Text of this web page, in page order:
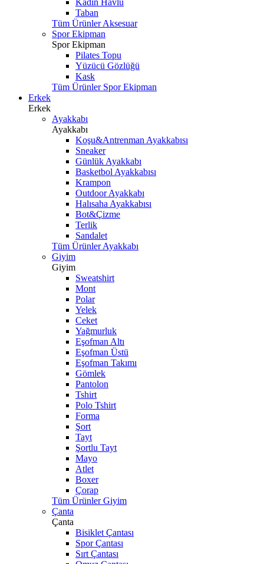
Kadın Havlu
Taban
Tüm Ürünler Aksesuar
Spor Ekipman
Spor Ekipman
Pilates Topu
Yüzücü Gözlüğü
Kask
Tüm Ürünler Spor Ekipman
Erkek
Erkek
Ayakkabı
Ayakkabı
Koşu&Antrenman Ayakkabısı
Sneaker
Günlük Ayakkabı
Basketbol Ayakkabısı
Krampon
Outdoor Ayakkabı
Halısaha Ayakkabısı
Bot&Çizme
Terlik
Sandalet
Tüm Ürünler Ayakkabı
Giyim
Giyim
Sweatshirt
Mont
Polar
Yelek
Ceket
Yağmurluk
Eşofman Altı
Eşofman Üstü
Eşofman Takımı
Gömlek
Pantolon
Tshirt
Polo Tshirt
Forma
Şort
Tayt
Şortlu Tayt
Mayo
Atlet
Boxer
Çorap
Tüm Ürünler Giyim
Çanta
Çanta
Bisiklet Çantası
Spor Çantası
Sırt Çantası